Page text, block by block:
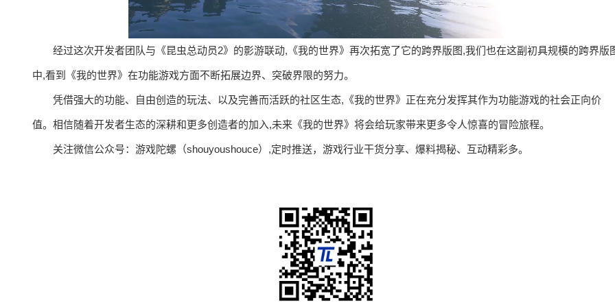
经过这次开发者团队与《昆虫总动员2》的影游联动,《我的世界》再次拓宽了它的跨界版图,我们也在这副初具规模的跨界版
中,看到《我的世界》在功能游戏方面不断拓展边界、突破界限的努力。
凭借强大的功能、自由创造的玩法、以及完善而活跃的社区生态,《我的世界》正在充分发挥其作为功能游戏的社会正向价
值。相信随着开发者生态的深耕和更多创造者的加入,未来《我的世界》将会给玩家带来更多令人惊喜的冒险旅程。
关注微信公众号：游戏陀螺（shouyoushouce）,定时推送，游戏行业干货分享、爆料揭秘、互动精彩多。